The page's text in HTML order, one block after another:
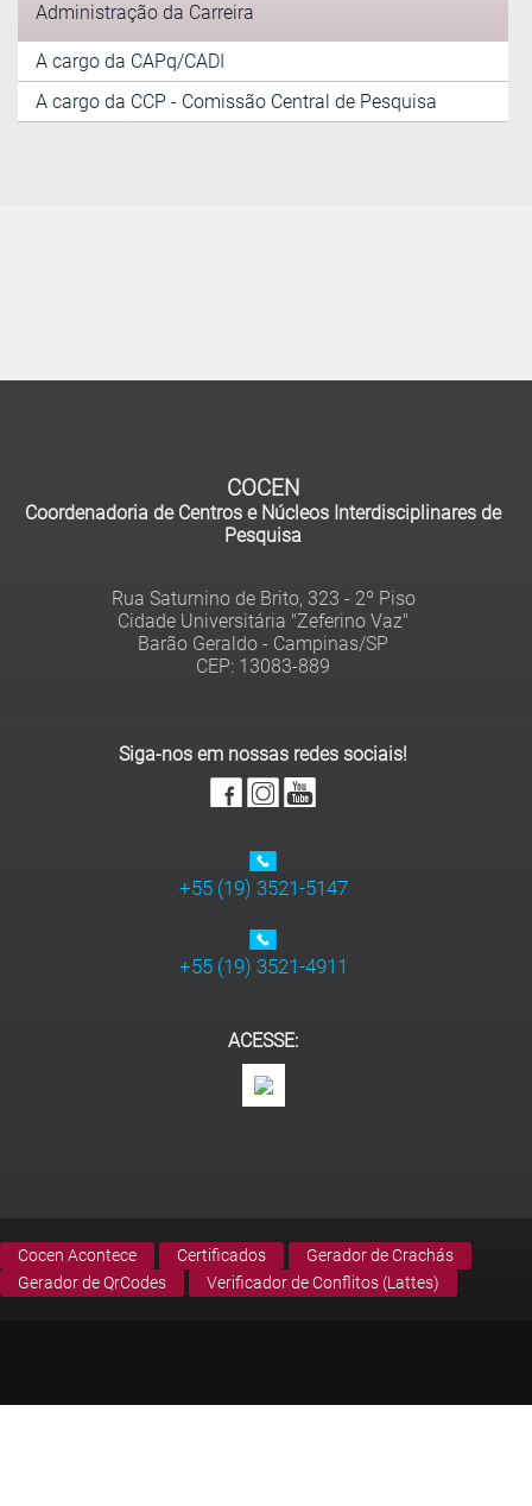
Administração da Carreira
A cargo da CAPq/CADI
A cargo da CCP - Comissão Central de Pesquisa
COCEN
Coordenadoria de Centros e Núcleos Interdisciplinares de
Pesquisa
Rua Saturnino de Brito, 323 - 2º Piso
Cidade Universitária "Zeferino Vaz"
Barão Geraldo - Campinas/SP
Siga-nos em nossas redes sociais!
+55 (19) 3521-5147
+55 (19) 3521-4911
ACESSE:
Cocen Acontece Certificados
Gerador de Crachás
Gerador de QrCodes
Verificador de Conflitos (Lattes)